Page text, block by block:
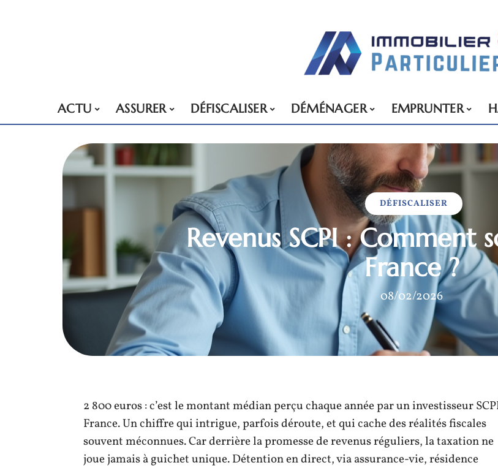
ACTU ASSURER DÉFISCALISER DÉMÉNAGER EMPRUNTER
DÉFISCALISER
Revenus SCPI : Comment
France ?
08/02/2026
2 800 euros : c’est le montant médian perçu chaque année par un investisseur
France. Un chiffre qui intrigue, parfois déroute, et qui cache des réalités fiscales
souvent méconnues. Car derrière la promesse de revenus réguliers, la taxation ne
joue jamais à guichet unique. Détention en direct, via assurance-vie, résidence